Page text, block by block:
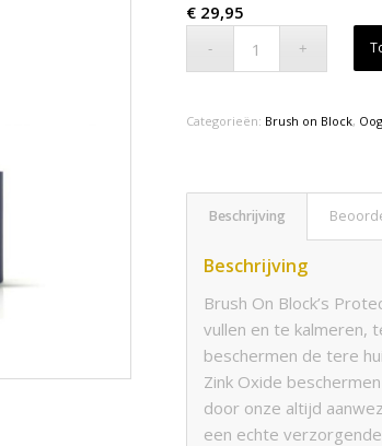
€ 29,95
Categorieën: Brush on Block,
Beschrijving
Beschrijving
Brush On Block’s
vullen en te kalmeren,
beschermen de tere
Zink Oxide
door onze altijd
een echte